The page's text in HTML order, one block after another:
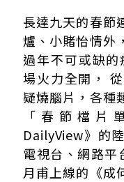
推薦陸劇1、《成何
推薦陸劇2、《唐宮
推薦陸劇3、《突然
推薦陸劇4、《風過
推薦陸劇5、《生命
長達九天的春節
爐、小賭怡情外
過年不可或缺
場火力全開，
疑燒腦片，各種
「春節檔片
DailyView》的
電視台、網路平
月甫上線的《成